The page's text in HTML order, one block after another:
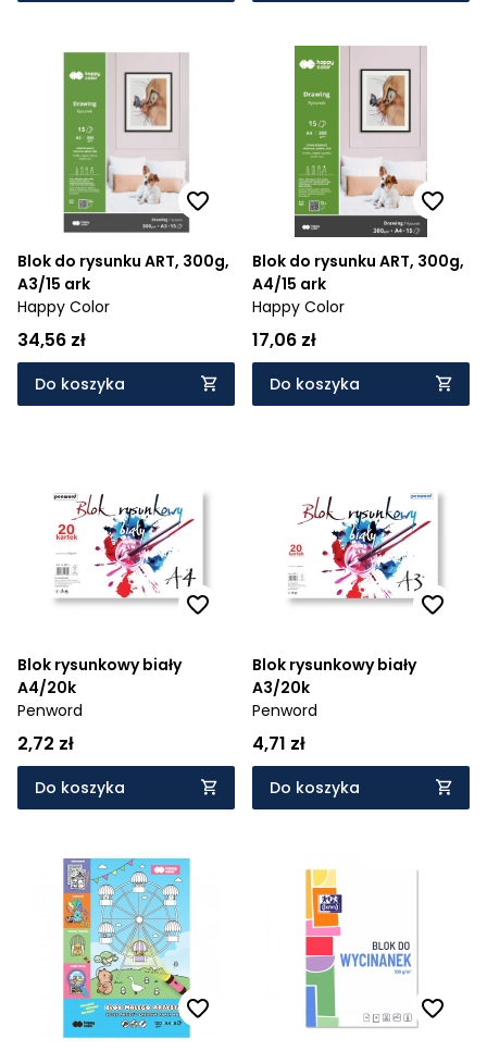
Blok do rysunku ART, 300g,
A3/15 ark
Happy Color
34,56 zł
Do koszyka
Blok do rysunku ART, 300g,
A4/15 ark
Happy Color
17,06 zł
Do koszyka
Blok rysunkowy biały
A4/20k
Penword
2,72 zł
Do koszyka
Blok rysunkowy biały
A3/20k
Penword
4,71 zł
Do koszyka